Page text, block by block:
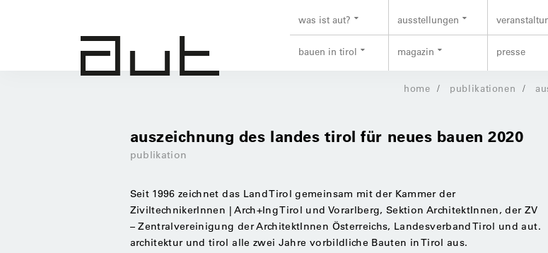
was ist aut? ausstellungen
bauen in tirol magazin presse
home publikationen
auszeichnung des landes tirol für neues bauen 2020
publikation
Seit 1996 zeichnet das Land Tirol gemeinsam mit der Kammer der
ZiviltechnikerInnen | Arch+Ing Tirol und Vorarlberg, Sektion ArchitektInnen, der ZV
– Zentralvereinigung der ArchitektInnen Österreichs, Landesverband Tirol und aut.
architektur und tirol alle zwei Jahre vorbildliche Bauten in Tirol aus.